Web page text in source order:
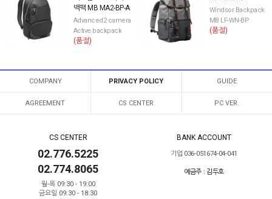
백팩 MB MA2-BP-A
Advanced2 camera
Active backpack
(품절)
Windsor Backpack
MB LF-WN-BP
(품절)
COMPANY PRIVACY POLICY GUIDE
AGREEMENT CS CENTER PC VER.
CS CENTER
02.776.5225
02.774.8065
월-목 09:30 - 19:00
금요일 09:30 - 18:30
BANK ACCOUNT
기업 036-051674-04-041
예금주 : 김두호